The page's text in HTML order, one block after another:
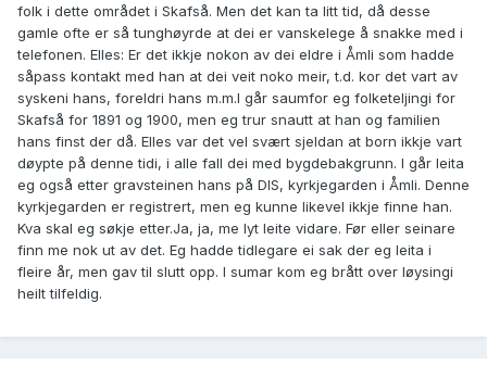
folk i dette området i Skafså. Men det kan ta litt tid, då desse
gamle ofte er så tunghøyrde at dei er vanskelege å snakke med i
telefonen. Elles: Er det ikkje nokon av dei eldre i Åmli som hadde
såpass kontakt med han at dei veit noko meir, t.d. kor det vart av
syskeni hans, foreldri hans m.m.I går saumfor eg folketeljingi for
Skafså for 1891 og 1900, men eg trur snautt at han og familien
hans finst der då. Elles var det vel svært sjeldan at born ikkje vart
døypte på denne tidi, i alle fall dei med bygdebakgrunn. I går leita
eg også etter gravsteinen hans på DIS, kyrkjegarden i Åmli. Denne
kyrkjegarden er registrert, men eg kunne likevel ikkje finne han.
Kva skal eg søkje etter.Ja, ja, me lyt leite vidare. Før eller seinare
finn me nok ut av det. Eg hadde tidlegare ei sak der eg leita i
fleire år, men gav til slutt opp. I sumar kom eg brått over løysingi
heilt tilfeldig.